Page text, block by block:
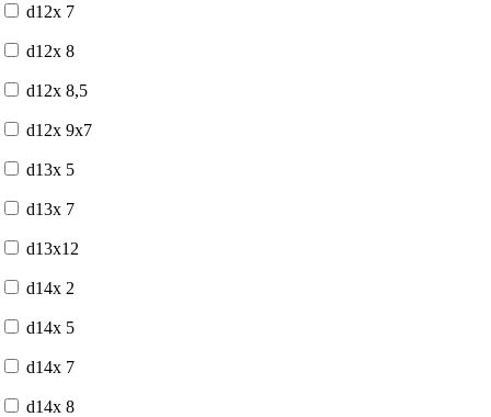
d12x 7
d12x 8
d12x 8,5
d12x 9x7
d13x 5
d13x 7
d13x12
d14x 2
d14x 5
d14x 7
d14x 8